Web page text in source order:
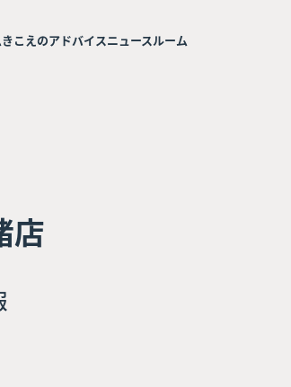
きこえのアドバイスニュースルーム
店